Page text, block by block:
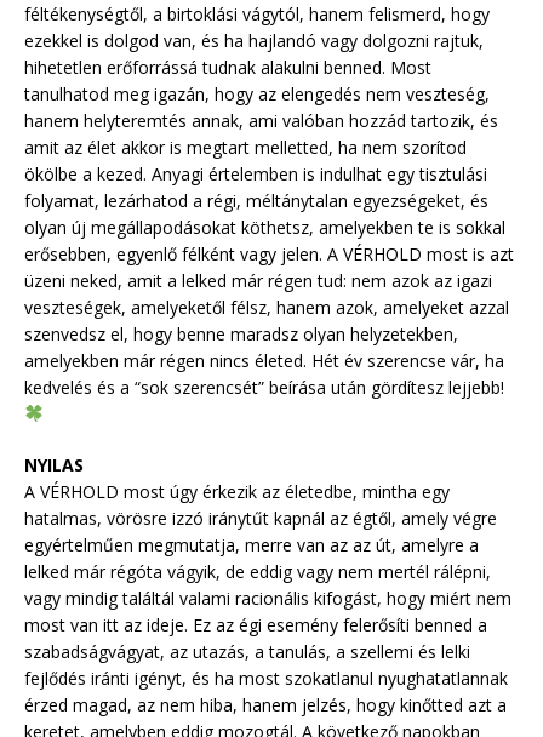
féltékenységtől, a birtoklási vágytól, hanem felismerd, hogy
ezekkel is dolgod van, és ha hajlandó vagy dolgozni rajtuk,
hihetetlen erőforrássá tudnak alakulni benned. Most
tanulhatod meg igazán, hogy az elengedés nem veszteség,
hanem helyteremtés annak, ami valóban hozzád tartozik, és
amit az élet akkor is megtart melletted, ha nem szorítod
ökölbe a kezed. Anyagi értelemben is indulhat egy tisztulási
folyamat, lezárhatod a régi, méltánytalan egyezségeket, és
olyan új megállapodásokat köthetsz, amelyekben te is sokkal
erősebben, egyenlő félként vagy jelen. A VÉRHOLD most is azt
üzeni neked, amit a lelked már régen tud: nem azok az igazi
veszteségek, amelyeketől félsz, hanem azok, amelyeket azzal
szenvedsz el, hogy benne maradsz olyan helyzetekben,
amelyekben már régen nincs életed. Hét év szerencse vár, ha
kedvelés és a “sok szerencsét” beírása után gördítesz lejjebb!
NYILAS
A VÉRHOLD most úgy érkezik az életedbe, mintha egy
hatalmas, vörösre izzó iránytűt kapnál az égtől, amely végre
egyértelműen megmutatja, merre van az az út, amelyre a
lelked már régóta vágyik, de eddig vagy nem mertél rálépni,
vagy mindig találtál valami racionális kifogást, hogy miért nem
most van itt az ideje. Ez az égi esemény felerősíti benned a
szabadságvágyat, az utazás, a tanulás, a szellemi és lelki
fejlődés iránti igényt, és ha most szokatlanul nyughatatlannak
érzed magad, az nem hiba, hanem jelzés, hogy kinőtted azt a
keretet, amelyben eddig mozogtál. A következő napokban